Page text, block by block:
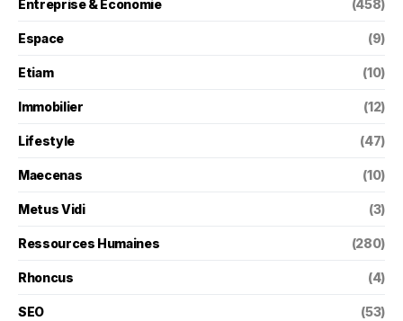
Entreprise & Économie (458)
Espace (9)
Etiam (10)
Immobilier (12)
Lifestyle (47)
Maecenas (10)
Metus Vidi (3)
Ressources Humaines (280)
Rhoncus (4)
SEO (53)